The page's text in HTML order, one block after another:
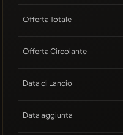
Offerta Totale
Offerta Circolante
Data di Lancio
Data aggiunta